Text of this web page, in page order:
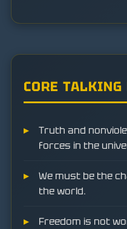
CORE
Truth and
forces in the
We must be the
the world.
Freedom is not